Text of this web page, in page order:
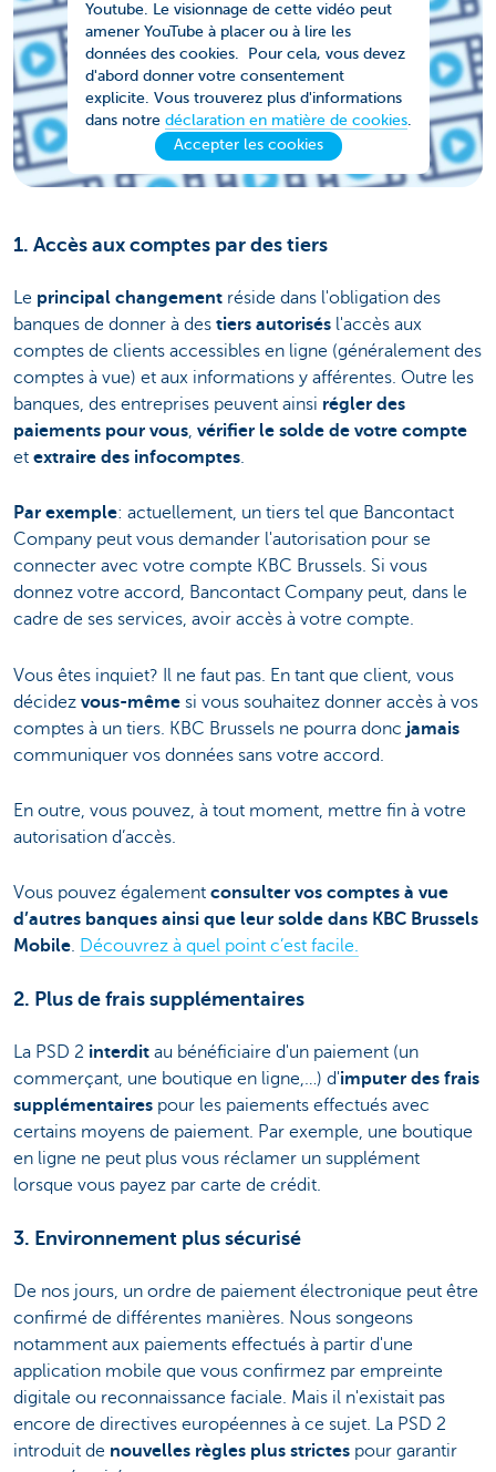
Youtube. Le visionnage de cette vidéo peut
amener YouTube à placer ou à lire les
données des cookies. Pour cela, vous devez
d'abord donner votre consentement
explicite. Vous trouverez plus d'informations
dans notre déclaration en matière de cookies.
Accepter les cookies
1. Accès aux comptes par des tiers
Le principal changement réside dans l'obligation des
banques de donner à des tiers autorisés l'accès aux
comptes de clients accessibles en ligne (généralement des
comptes à vue) et aux informations y afférentes. Outre les
banques, des entreprises peuvent ainsi régler des
paiements pour vous, vérifier le solde de votre compte
et extraire des infocomptes.
Par exemple: actuellement, un tiers tel que Bancontact
Company peut vous demander l'autorisation pour se
connecter avec votre compte KBC Brussels. Si vous
donnez votre accord, Bancontact Company peut, dans le
cadre de ses services, avoir accès à votre compte.
Vous êtes inquiet? Il ne faut pas. En tant que client, vous
décidez vous-même si vous souhaitez donner accès à vos
comptes à un tiers. KBC Brussels ne pourra donc jamais
communiquer vos données sans votre accord.
En outre, vous pouvez, à tout moment, mettre fin à votre
autorisation d’accès.
Vous pouvez également consulter vos comptes à vue
d’autres banques ainsi que leur solde dans KBC Brussels
Mobile. Découvrez à quel point c’est facile.
2. Plus de frais supplémentaires
La PSD 2 interdit au bénéficiaire d'un paiement (un
commerçant, une boutique en ligne,…) d'imputer des frais
supplémentaires pour les paiements effectués avec
certains moyens de paiement. Par exemple, une boutique
en ligne ne peut plus vous réclamer un supplément
lorsque vous payez par carte de crédit.
3. Environnement plus sécurisé
De nos jours, un ordre de paiement électronique peut être
confirmé de différentes manières. Nous songeons
notamment aux paiements effectués à partir d'une
application mobile que vous confirmez par empreinte
digitale ou reconnaissance faciale. Mais il n'existait pas
encore de directives européennes à ce sujet. La PSD 2
introduit de nouvelles règles plus strictes pour garantir